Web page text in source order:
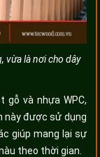
vừa là nơi cho dây
và nhựa WPC,
này được sử dụng
giúp mang lại sự
theo thời gian.